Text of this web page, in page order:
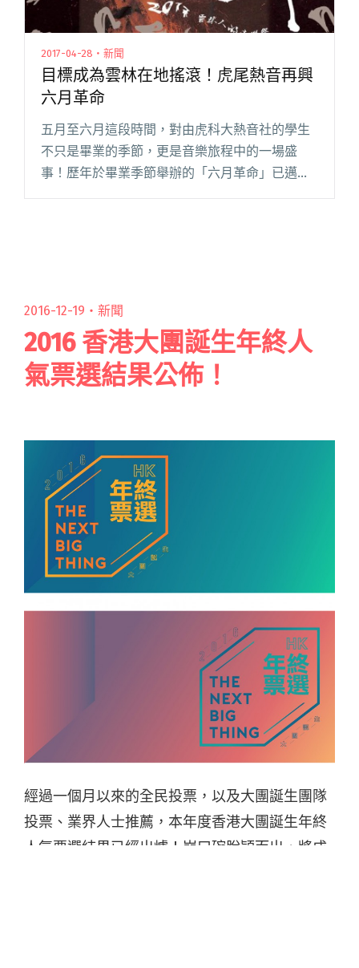
2017-04-28・新聞
目標成為雲林在地搖滾！虎尾熱音再興
六月革命
五月至六月這段時間，對由虎科大熱音社的學生
不只是畢業的季節，更是音樂旅程中的一場盛
事！歷年於畢業季節舉辦的「六月革命」已邁入
第十三屆，這次首度跨出虎尾地區，目標成為代
2016-12-19・ 新聞
2016 香港大團誕生年終人
氣票選結果公佈！
經過一個月以來的全民投票，以及大團誕生團隊
投票、業界人士推薦，本年度香港大團誕生年終
人氣票選結果已經出爐！崩口碗脫穎而出，將成